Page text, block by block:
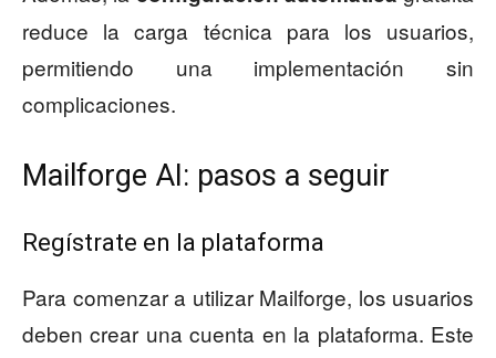
reduce la carga técnica para los usuarios,
permitiendo una implementación sin
complicaciones.
Mailforge AI: pasos a seguir
Regístrate en la plataforma
Para comenzar a utilizar Mailforge, los usuarios
deben crear una cuenta en la plataforma. Este